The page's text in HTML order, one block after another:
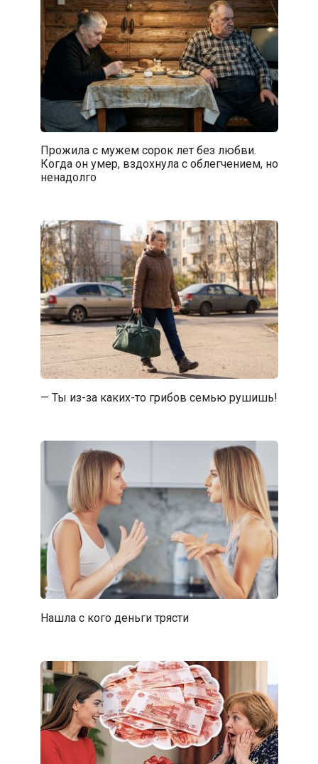
Прожила с мужем сорок лет без любви.
Когда он умер, вздохнула с облегчением, но
ненадолго
— Ты из-за каких-то грибов семью рушишь!
Нашла с кого деньги трясти